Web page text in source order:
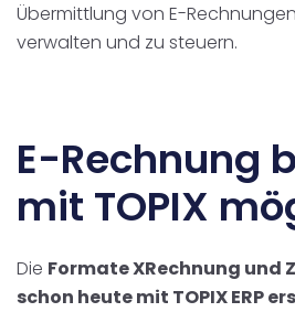
Übermittlung von E-
verwalten und zu steuern.
E-Rechnung
mit TOPIX
Die Formate XRechnung und
schon heute mit TOPIX ERP